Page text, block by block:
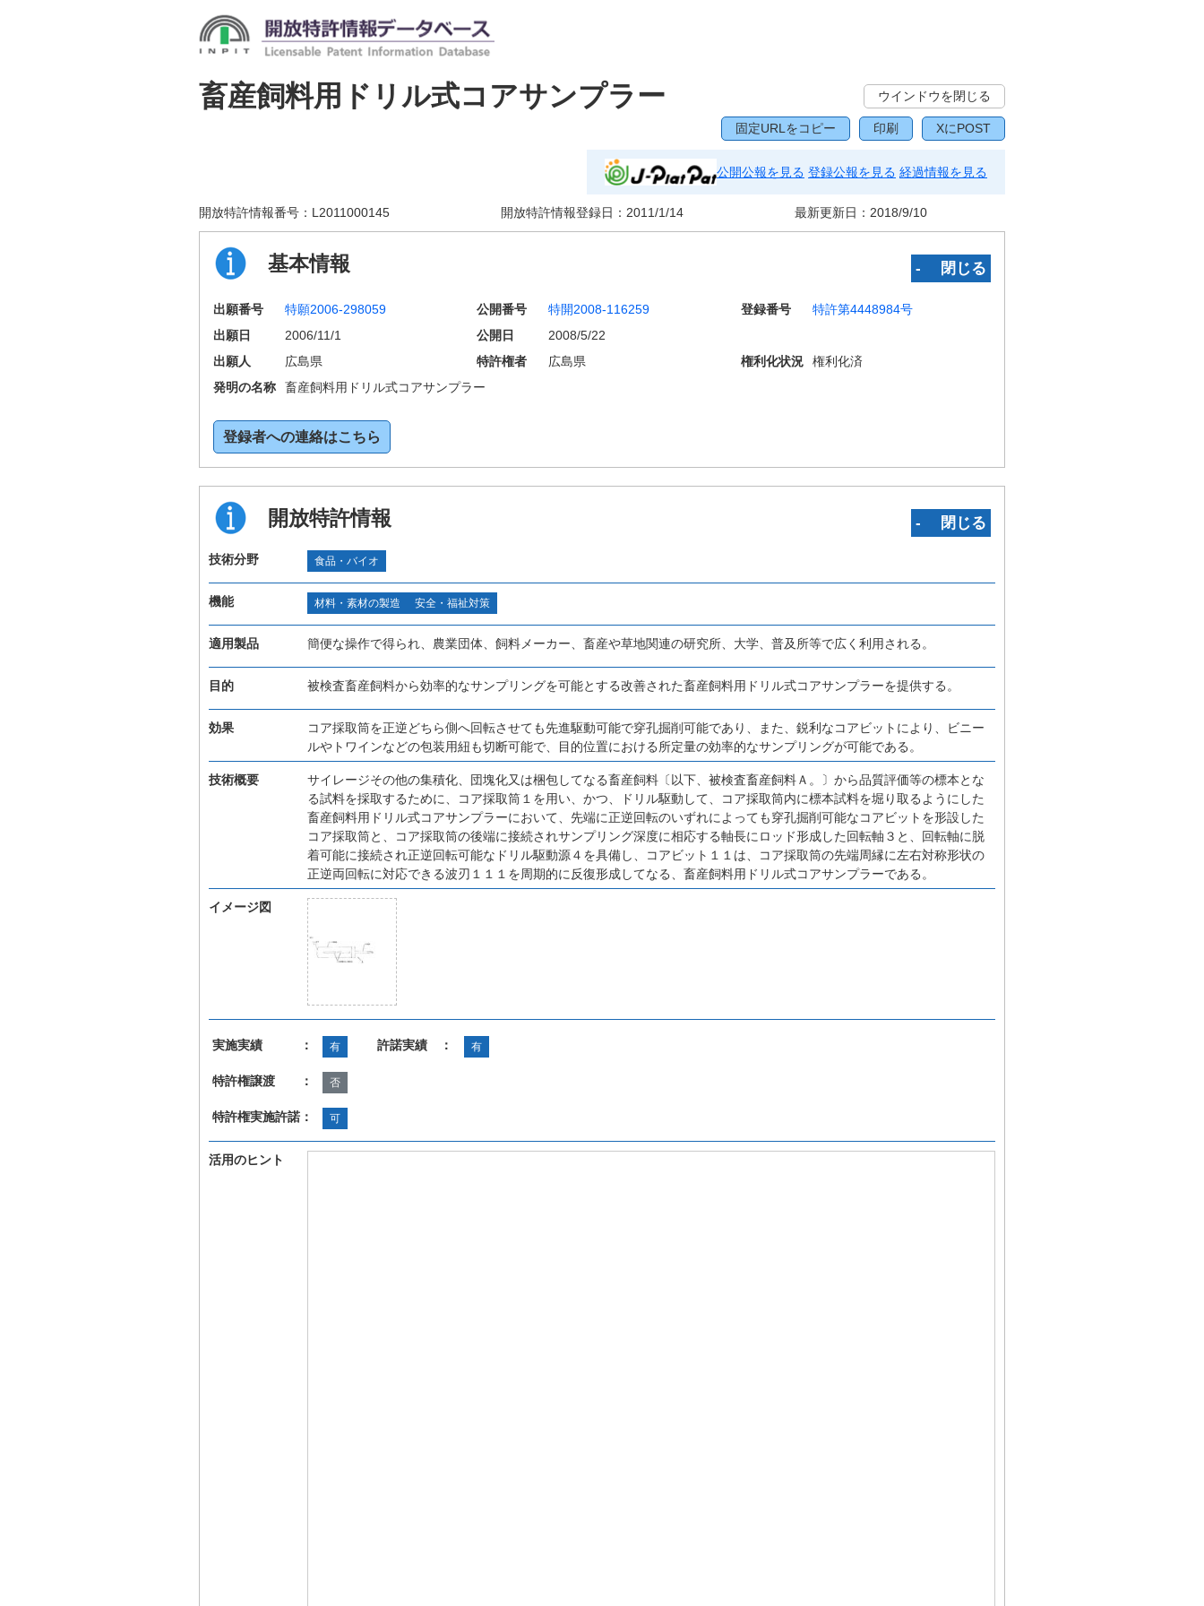
畜産飼料用ドリル式コアサンプラー ウインドウを閉じる
固定URLをコピー 印刷 XにPOST
公開公報を見る 登録公報を見る 経過情報を見る
開放特許情報番号： L2011000145 開放特許情報登録日： 2011/1/14 最新更新日： 2018/9/10
基本情報 ‐ 閉じる
出願番号 特願2006-298059 公開番号 特開2008-116259 登録番号
特許第4448984号
出願日
2006/11/1 公開日
2008/5/22
出願人
広島県 特許権者 広島県 権利化状況
権利化済
発明の名称
畜産飼料用ドリル式コアサンプラー
登録者への連絡はこちら
開放特許情報 ‐ 閉じる
技術分野 食品・バイオ
機能 材料・素材の製造 安全・福祉対策
適用製品 簡便な操作で得られ、農業団体、飼料メーカー、畜産や草地関連の研究所、大学、普及所等で広く利用される。
目的 被検査畜産飼料から効率的なサンプリングを可能とする改善された畜産飼料用ドリル式コアサンプラーを提供する。
効果
コア採取筒を正逆どちら側へ回転させても先進駆動可能で穿孔掘削可能であり、また、鋭利なコアビットにより、ビニー
ルやトワインなどの包装用紐も切断可能で、目的位置における所定量の効率的なサンプリングが可能である。
技術概要
サイレージその他の集積化、団塊化又は梱包してなる畜産飼料〔以下、被検査畜産飼料Ａ。〕から品質評価等の標本とな
る試料を採取するために、コア採取筒１を用い、かつ、ドリル駆動して、コア採取筒内に標本試料を堀り取るようにした
畜産飼料用ドリル式コアサンプラーにおいて、先端に正逆回転のいずれによっても穿孔掘削可能なコアビットを形設した
コア採取筒と、コア採取筒の後端に接続されサンプリング深度に相応する軸長にロッド形成した回転軸３と、回転軸に脱
着可能に接続され正逆回転可能なドリル駆動源４を具備し、コアビット１１は、コア採取筒の先端周縁に左右対称形状の
正逆両回転に対応できる波刃１１１を周期的に反復形成してなる、畜産飼料用ドリル式コアサンプラーである。
イメージ図
実施実績 ： 有 許諾実績 ： 有
特許権譲渡 ： 否
特許権実施許諾： 可
活用のヒント